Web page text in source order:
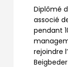
Diplômé
associé
pendant
rejoindre